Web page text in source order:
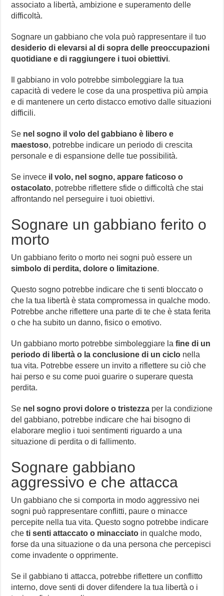
associato a libertà, ambizione e superamento delle
difficoltà.
Sognare un gabbiano che vola può rappresentare il tuo
desiderio di elevarsi al di sopra delle preoccupazioni
quotidiane e di raggiungere i tuoi obiettivi.
Il gabbiano in volo potrebbe simboleggiare la tua
capacità di vedere le cose da una prospettiva più ampia
e di mantenere un certo distacco emotivo dalle situazioni
difficili.
Se nel sogno il volo del gabbiano è libero e
maestoso, potrebbe indicare un periodo di crescita
personale e di espansione delle tue possibilità.
Se invece il volo, nel sogno, appare faticoso o
ostacolato, potrebbe riflettere sfide o difficoltà che stai
affrontando nel perseguire i tuoi obiettivi.
Sognare un gabbiano ferito o
morto
Un gabbiano ferito o morto nei sogni può essere un
simbolo di perdita, dolore o limitazione.
Questo sogno potrebbe indicare che ti senti bloccato o
che la tua libertà è stata compromessa in qualche modo.
Potrebbe anche riflettere una parte di te che è stata ferita
o che ha subito un danno, fisico o emotivo.
Un gabbiano morto potrebbe simboleggiare lafine di un
periodo di libertà o la conclusione di un ciclo nella
tua vita. Potrebbe essere un invito a riflettere su ciò che
hai perso e su come puoi guarire o superare questa
perdita.
Se nel sogno provi dolore o tristezza per la condizione
del gabbiano, potrebbe indicare che hai bisogno di
elaborare meglio i tuoi sentimenti riguardo a una
situazione di perdita o di fallimento.
Sognare gabbiano
aggressivo e che attacca
Un gabbiano che si comporta in modo aggressivo nei
sogni può rappresentare conflitti, paure o minacce
percepite nella tua vita. Questo sogno potrebbe indicare
cheti senti attaccato o minacciato in qualche modo,
forse da una situazione o da una persona che percepisci
come invadente o opprimente.
Se il gabbiano ti attacca, potrebbe riflettere un conflitto
interno, dove senti di dover difendere la tua libertà o i